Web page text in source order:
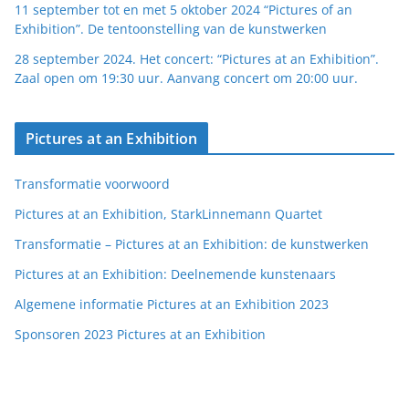
11 september tot en met 5 oktober 2024 “Pictures of an
Exhibition”. De tentoonstelling van de kunstwerken
28 september 2024. Het concert: “Pictures at an Exhibition”.
Zaal open om 19:30 uur. Aanvang concert om 20:00 uur.
Pictures at an Exhibition
Transformatie voorwoord
Pictures at an Exhibition, StarkLinnemann Quartet
Transformatie – Pictures at an Exhibition: de kunstwerken
Pictures at an Exhibition: Deelnemende kunstenaars
Algemene informatie Pictures at an Exhibition 2023
Sponsoren 2023 Pictures at an Exhibition